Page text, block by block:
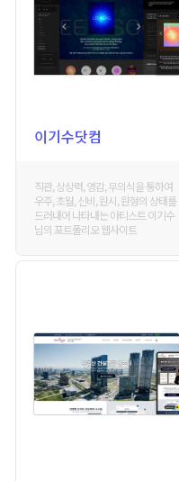
이기수닷컴
직관, 상상력, 영감, 무의식을 통하여
우주, 초월, 신비, 원시, 원형의 상태를
드러내어 나타내는 아티스트 이기수
님의 포트폴리오 웹사이트